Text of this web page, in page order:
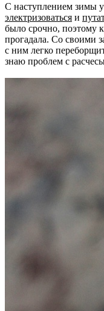
С наступлением зимы
электризоваться и
было срочно, поэтому
прогадала. Со своими
с ним легко
знаю проблем с